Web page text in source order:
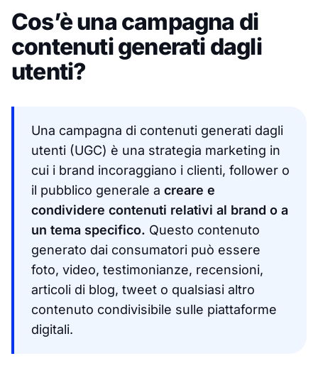
Cos’è una campagna di
contenuti generati dagli
utenti?
Una campagna di contenuti generati dagli
utenti (UGC) è una strategia marketing in
cui i brand incoraggiano i clienti, follower o
il pubblico generale a creare e
condividere contenuti relativi al brand o a
un tema specifico. Questo contenuto
generato dai consumatori può essere
foto, video, testimonianze, recensioni,
articoli di blog, tweet o qualsiasi altro
contenuto condivisibile sulle piattaforme
digitali.